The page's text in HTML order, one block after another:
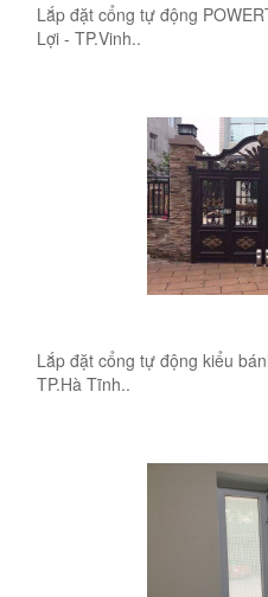
Lắp đặt cổng tự động
Lợi - TP.Vinh..
Lắp đặt cổng tự động kiểu
TP.Hà Tĩnh..